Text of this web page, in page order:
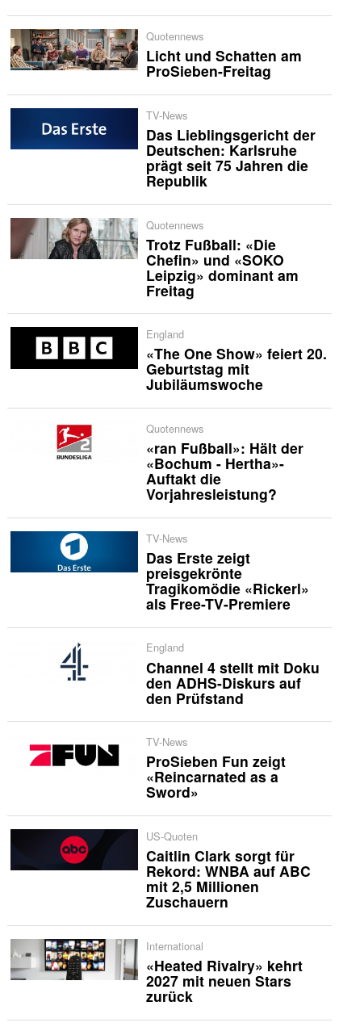
Quotennews
Licht und Schatten am
ProSieben-Freitag
TV-News
Das Lieblingsgericht der
Deutschen: Karlsruhe
prägt seit 75 Jahren die
Republik
Quotennews
Trotz Fußball: «Die
Chefin» und «SOKO
Leipzig» dominant am
Freitag
England
«The One Show» feiert 20.
Geburtstag mit
Jubiläumswoche
Quotennews
«ran Fußball»: Hält der
«Bochum - Hertha»-
Auftakt die
Vorjahresleistung?
TV-News
Das Erste zeigt
preisgekrönte
Tragikomödie «Rickerl»
als Free-TV-Premiere
England
Channel 4 stellt mit Doku
den ADHS-Diskurs auf
den Prüfstand
TV-News
ProSieben Fun zeigt
«Reincarnated as a
Sword»
US-Quoten
Caitlin Clark sorgt für
Rekord: WNBA auf ABC
mit 2,5 Millionen
Zuschauern
International
«Heated Rivalry» kehrt
2027 mit neuen Stars
zurück